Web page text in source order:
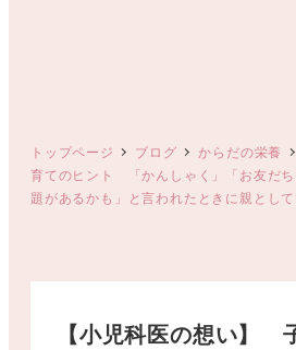
トップページ ブログ からだの栄養
育てのヒント 「かんしゃく」「お友だ
題があるかも」と言われたときに親とし
【小児科医の想い】